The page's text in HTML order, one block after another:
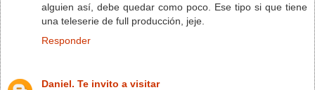
alguien así, debe quedar como poco. Ese tipo si que tiene
una teleserie de full producción, jeje.
Responder
Daniel. Te invito a visitar